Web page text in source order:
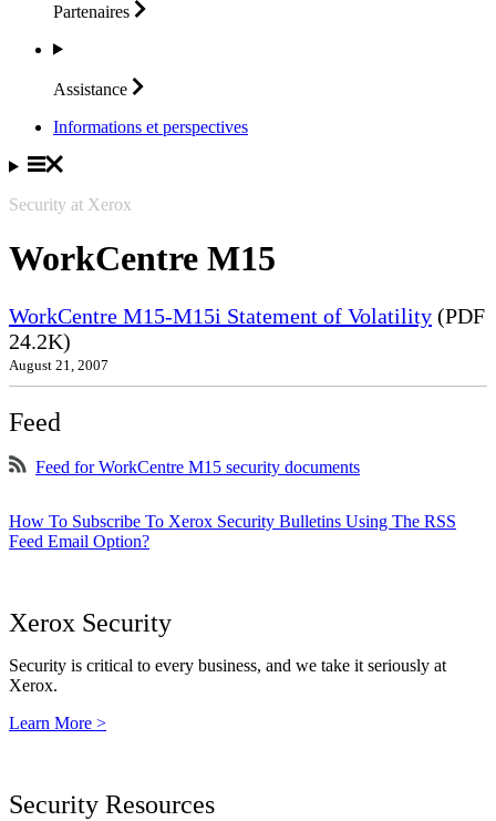
Partenaires
Assistance
Informations et perspectives
Security at Xerox
WorkCentre M15
WorkCentre M15-M15i Statement of Volatility (PDF
24.2K)
August 21, 2007
Feed
Feed for WorkCentre M15 security documents
How To Subscribe To Xerox Security Bulletins Using The RSS
Feed Email Option?
Xerox Security
Security is critical to every business, and we take it seriously at
Xerox.
Learn More >
Security Resources